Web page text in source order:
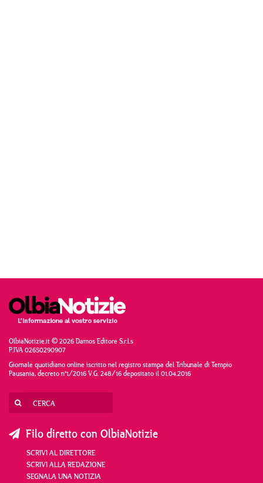
OlbiaNotizie.it © 2026 Damos Editore S.r.l.s
P.IVA 02650290907
Giornale quotidiano online iscritto nel registro stampa del Tribunale di Tempio
Pausania, decreto n°1/2016 V.G. 248/16 depositato il 01.04.2016
Filo diretto con OlbiaNotizie
SCRIVI AL DIRETTORE
SCRIVI ALLA REDAZIONE
SEGNALA UNA NOTIZIA